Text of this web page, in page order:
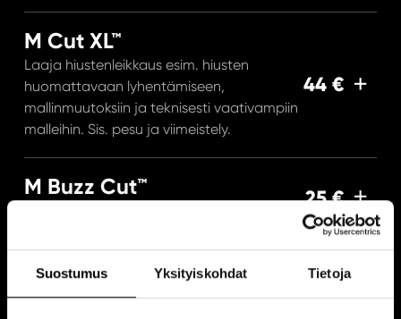
Suostumus Yksityiskohdat Tietoja
M Cut XL™
Laaja hiustenleikkaus esim. hiusten
huomattavaan lyhentämiseen,
mallinmuutoksiin ja teknisesti vaativampiin
malleihin. Sis. pesu ja viimeistely.
44 €
M Buzz Cut™ 25 €
M Cut Junior™ 28 €